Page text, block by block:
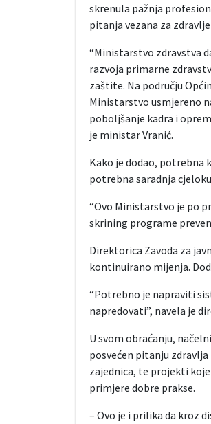
skrenula pažnja
pitanja vezana za
“Ministarstvo zdravstva
razvoja primarne
zaštite. Na području
Ministarstvo usmjereno
poboljšanje kadra i
je ministar Vranić.
Kako je dodao, potrebna
potrebna saradnja
“Ovo Ministarstvo je po
skrining programe
Direktorica Zavoda za
kontinuirano mijenja.
“Potrebno je napraviti
napredovati”, navela je
U svom obraćanju,
posvećen pitanju
zajednica, te projekti
primjere dobre prakse.
– Ovo je i prilika da kroz